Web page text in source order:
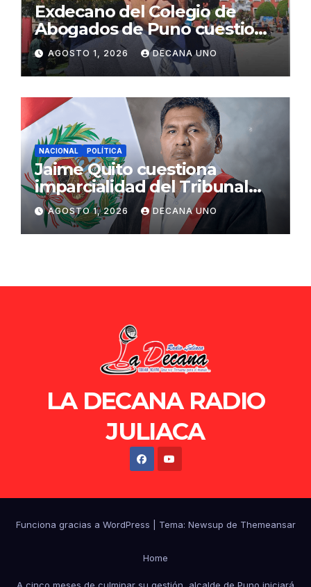
Exdecano del Colegio de
Abogados de Puno cuestiona
propuestas sobre seguridad
ciudadana
AGOSTO 1, 2026 DECANA UNO
NACIONAL POLÍTICA
Jaime Quito cuestiona
imparcialidad del Tribunal
Constitucional tras liberación
de Ollanta Humala
AGOSTO 1, 2026 DECANA UNO
LA DECANA RADIO
JULIACA
Funciona gracias a WordPress Tema: Newsup de Themeansar
Home